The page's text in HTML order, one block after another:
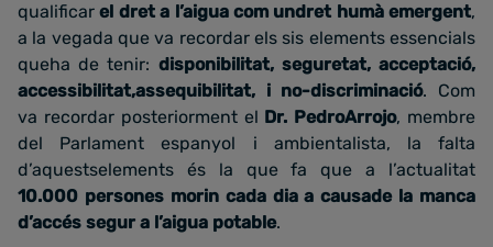
qualificarel dret a l’aigua com undret humà emergent,
a la vegada que va recordar els sis elements essencials
queha de tenir: disponibilitat, seguretat, acceptació,
accessibilitat,assequibilitat, i no-discriminació. Com
va recordar posteriorment el Dr. PedroArrojo, membre
del Parlament espanyol i ambientalista, la falta
d’aquestselements és la que fa que a l’actualitat
10.000 persones morin cada dia a causade la manca
d’accés segur a l’aigua potable.